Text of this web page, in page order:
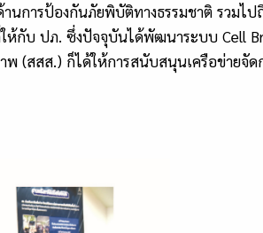
การป้องกันภัยพิบัติทางธรรมชาติ รวมไป
ห้กับ ปภ. ซึ่งปัจจุบันได้พัฒนาระบบ Cell
(สสส.) ก็ได้ให้การสนับสนุนเครือข่ายจัด